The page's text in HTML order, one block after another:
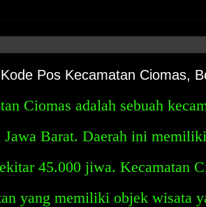
Pos Kecamatan Ciomas,
Ciomas adalah sebuah
Jawa Barat. Daerah ini
45.000 jiwa. Kecamatan
yang memiliki objek wisata